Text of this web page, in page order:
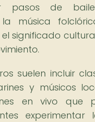
pasos de baile
la música
significado
suelen incluir
y músicos
en vivo que
experimentar